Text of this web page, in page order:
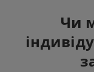
Чи